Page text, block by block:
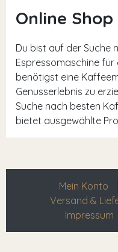
Online Shop
Du bist auf der Suche
Espressomaschine für
benötigst eine
Genusserlebnis zu
Suche nach besten
bietet ausgewählte
Mein Konto
Versand &
Impressum